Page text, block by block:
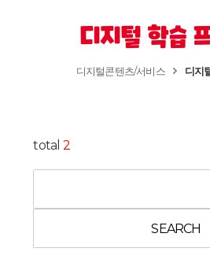
디지털 학습
디지털콘텐츠/서비스 디지
total 2
SEARCH